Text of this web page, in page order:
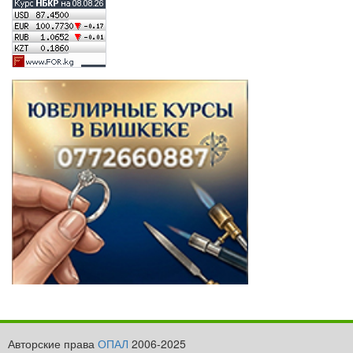
Авторские права ОПАЛ 2006-2025